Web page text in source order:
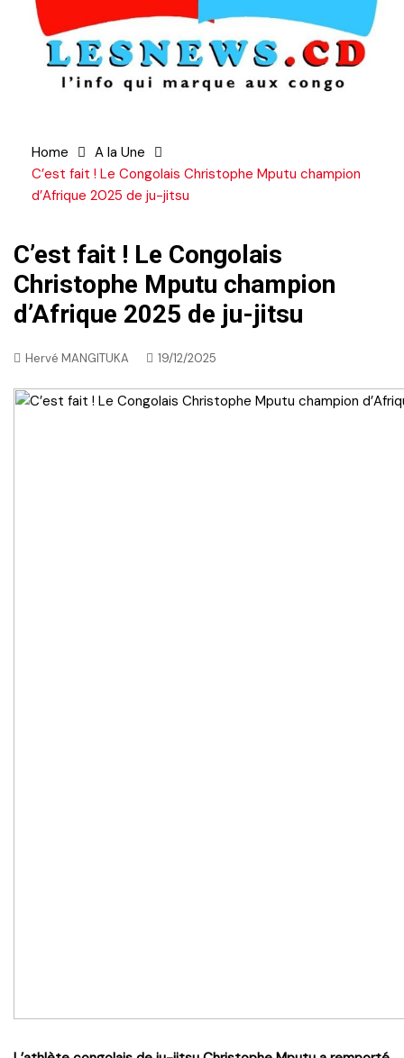
Home
A la Une
C’est fait ! Le Congolais Christophe Mputu champion
d’Afrique 2025 de ju-jitsu
C’est fait ! Le Congolais
Christophe Mputu champion
d’Afrique 2025 de ju-jitsu
Hervé MANGITUKA 19/12/2025